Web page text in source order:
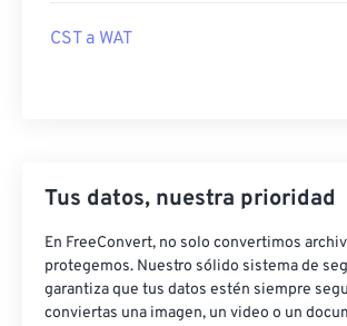
CST a WAT
Tus datos, nuestra prioridad
En FreeConvert, no solo convertimos
protegemos. Nuestro sólido sistema de
garantiza que tus datos estén siempre
conviertas una imagen, un video o un